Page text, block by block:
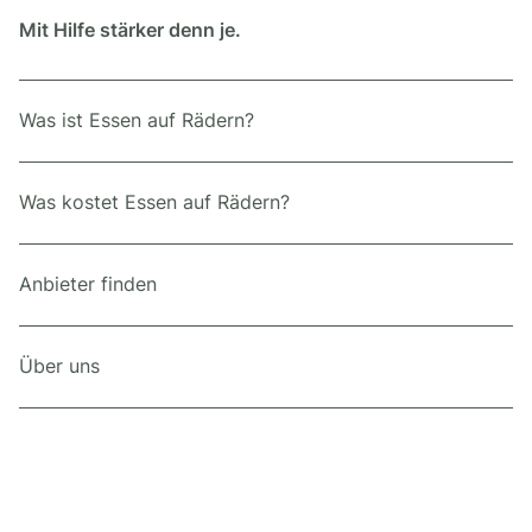
Mit Hilfe stärker denn je.
Was ist Essen auf Rädern?
Was kostet Essen auf Rädern?
Anbieter finden
Über uns